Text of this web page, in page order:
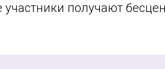
участники получают